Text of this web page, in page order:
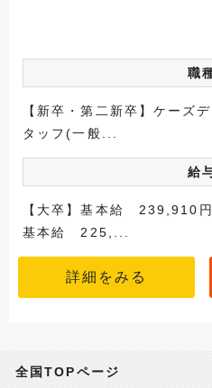
職
【新卒・第二新卒】ケーズ
タッフ(一般...
給
【大卒】基本給 239,910円
基本給 225,...
詳細をみる
全国TOPページ